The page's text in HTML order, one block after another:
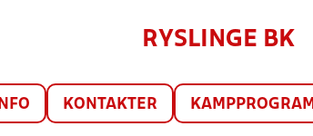
RYSLINGE BK
KONTAKTER KAMPPROGRAM